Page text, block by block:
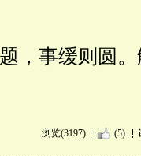
，事缓则圆
浏览(3197) (5)